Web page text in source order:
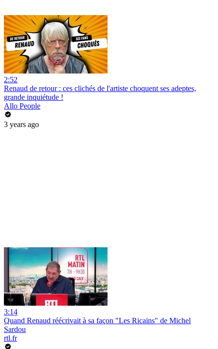
2:52
Renaud de retour : ces clichés de l'artiste choquent ses adeptes,
grande inquiétude !
Allo People
3 years ago
3:14
Quand Renaud réécrivait à sa façon "Les Ricains" de Michel
Sardou
rtl.fr